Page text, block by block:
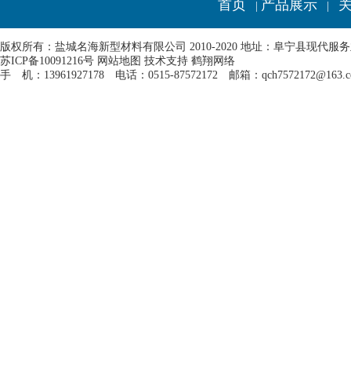
首页 产品展示
版权所有：盐城名海新型材料有限公司 2010-2020 地址：阜宁县现代服
苏ICP备10091216号 网站地图 技术支持 鹤翔网络
手 机：13961927178 电话：0515-87572172 邮箱：